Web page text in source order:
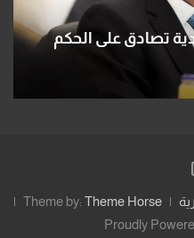
تصادق على الحكم
Theme by: Theme Horse
Proudly